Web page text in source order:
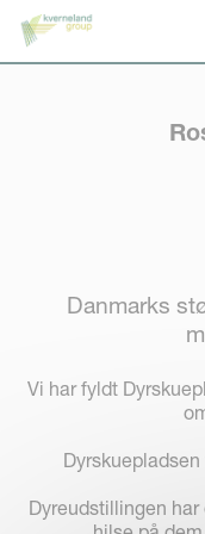
Danmarks
Vi har fyldt
Dyreudstillingen
CCookie-styringspanel